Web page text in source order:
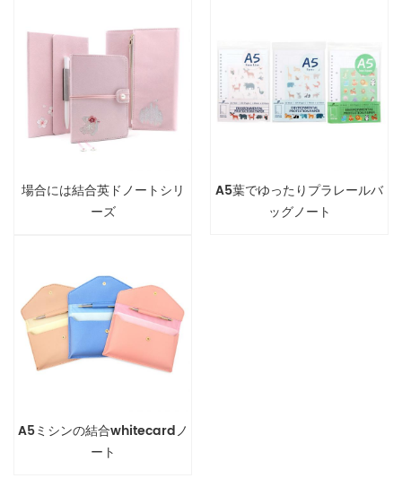
場合には結合英ドノートシリ
ーズ
A5葉でゆったりプラレールバ
ッグノート
A5ミシンの結合whitecardノ
ート